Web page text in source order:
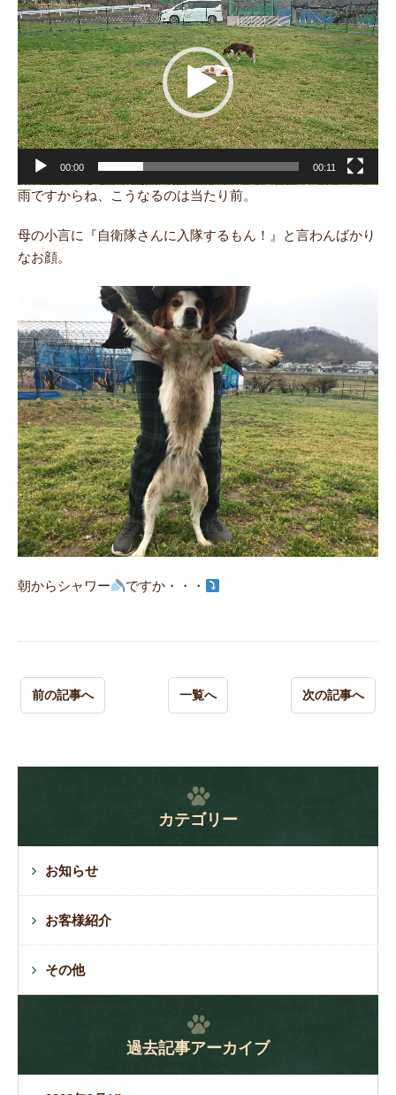
画
プ
レ
ー
ヤ
ー
00:00 00:11
雨ですからね、こうなるのは当たり前。
母の小言に『自衛隊さんに入隊するもん！』と言わんばかり
なお顔。
朝からシャワー ですか・・・
前の記事へ 一覧へ 次の記事へ
カテゴリー
お知らせ
お客様紹介
その他
過去記事アーカイブ